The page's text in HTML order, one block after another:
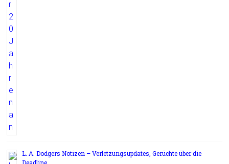
L. A. Dodgers Notizen – Verletzungsupdates, Gerüchte über die
Deadline